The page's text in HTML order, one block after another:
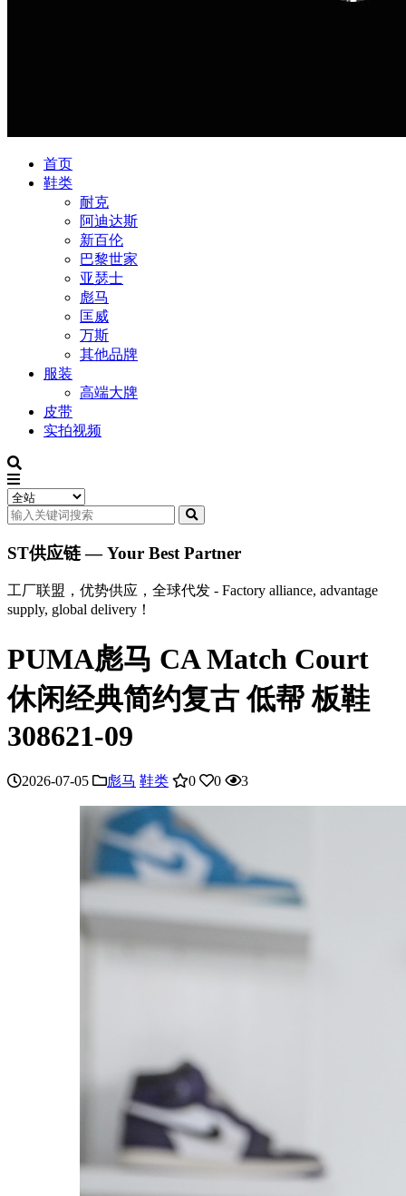
首页
鞋类
耐克
阿迪达斯
新百伦
巴黎世家
亚瑟士
彪马
匡威
万斯
其他品牌
服装
高端大牌
皮带
实拍视频
ST供应链 — Your Best Partner
工厂联盟，优势供应，全球代发 - Factory alliance, advantage
supply, global delivery！
PUMA彪马 CA Match Court
休闲经典简约复古 低帮 板鞋
308621-09
2026-07-05 彪马 鞋类 0 0 3